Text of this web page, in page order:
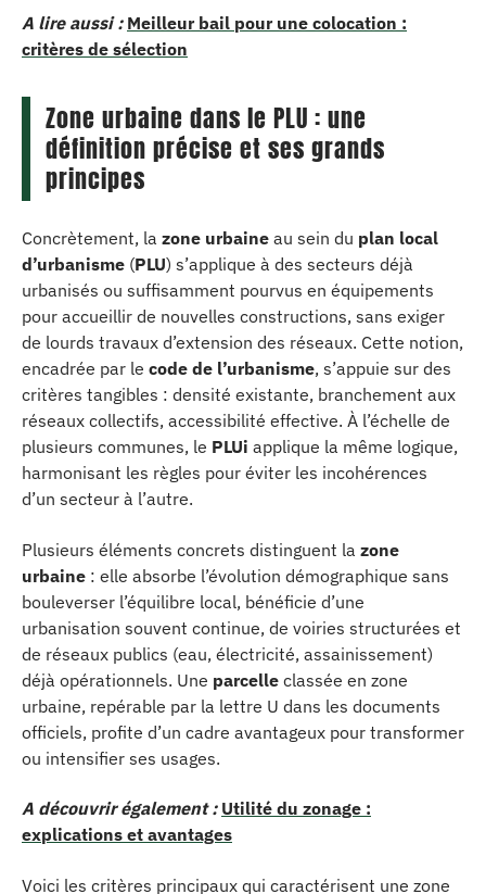
A lire aussi : Meilleur bail pour une colocation :
critères de sélection
Zone urbaine dans le PLU : une
définition précise et ses grands
principes
Concrètement, la zone urbaine au sein du plan local
d’urbanisme (PLU) s’applique à des secteurs déjà
urbanisés ou suffisamment pourvus en équipements
pour accueillir de nouvelles constructions, sans exiger
de lourds travaux d’extension des réseaux. Cette notion,
encadrée par le code de l’urbanisme, s’appuie sur des
critères tangibles : densité existante, branchement aux
réseaux collectifs, accessibilité effective. À l’échelle de
plusieurs communes, le PLUi applique la même logique,
harmonisant les règles pour éviter les incohérences
d’un secteur à l’autre.
Plusieurs éléments concrets distinguent la zone
urbaine : elle absorbe l’évolution démographique sans
bouleverser l’équilibre local, bénéficie d’une
urbanisation souvent continue, de voiries structurées et
de réseaux publics (eau, électricité, assainissement)
déjà opérationnels. Une parcelle classée en zone
urbaine, repérable par la lettre U dans les documents
officiels, profite d’un cadre avantageux pour transformer
ou intensifier ses usages.
A découvrir également : Utilité du zonage :
explications et avantages
Voici les critères principaux qui caractérisent une zone